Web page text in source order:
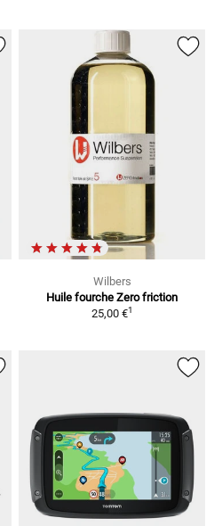
Wilbers
Huile fourche Zero friction
25,00 €1